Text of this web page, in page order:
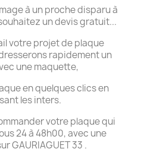
à un proche disparu à
un devis gratuit...
votre projet de plaque
rapidement un
une maquette,
en quelques clics en
les inters.
votre plaque qui
24 à 48h00, avec une
GAURIAGUET 33 .